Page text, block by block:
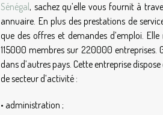
Sénégal , sachez qu’elle vous fournit à
annuaire. En plus des prestations de
que des offres et demandes d’emploi.
115000 membres sur 220000 entreprises.
dans d’autres pays. Cette entreprise
de secteur d’activité :
• administration ;